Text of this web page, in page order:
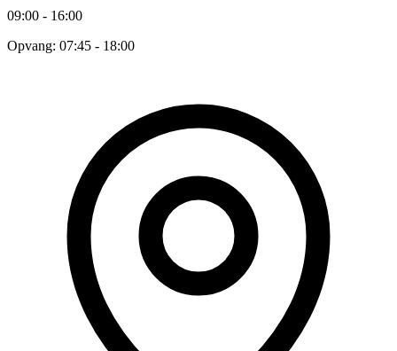
09:00 - 16:00
Opvang: 07:45 - 18:00